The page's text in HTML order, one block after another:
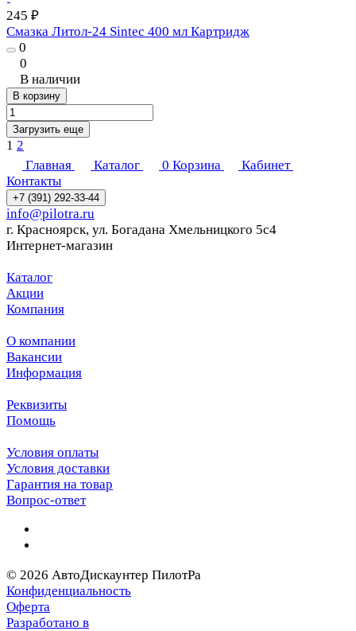
245 ₽
Смазка Литол-24 Sintec 400 мл Картридж
0
0
В наличии
В корзину
Загрузить еще
1 2
Главная
Каталог 0 Корзина
Кабинет
Контакты
+7 (391) 292-33-44
info@pilotra.ru
г. Красноярск, ул. Богадана Хмельницкого 5с4
Интернет-магазин
Каталог
Акции
Компания
О компании
Вакансии
Информация
Реквизиты
Помощь
Условия оплаты
Условия доставки
Гарантия на товар
Вопрос-ответ
© 2026 АвтоДискаунтер ПилотРа
Конфиденциальность
Оферта
Разработано в